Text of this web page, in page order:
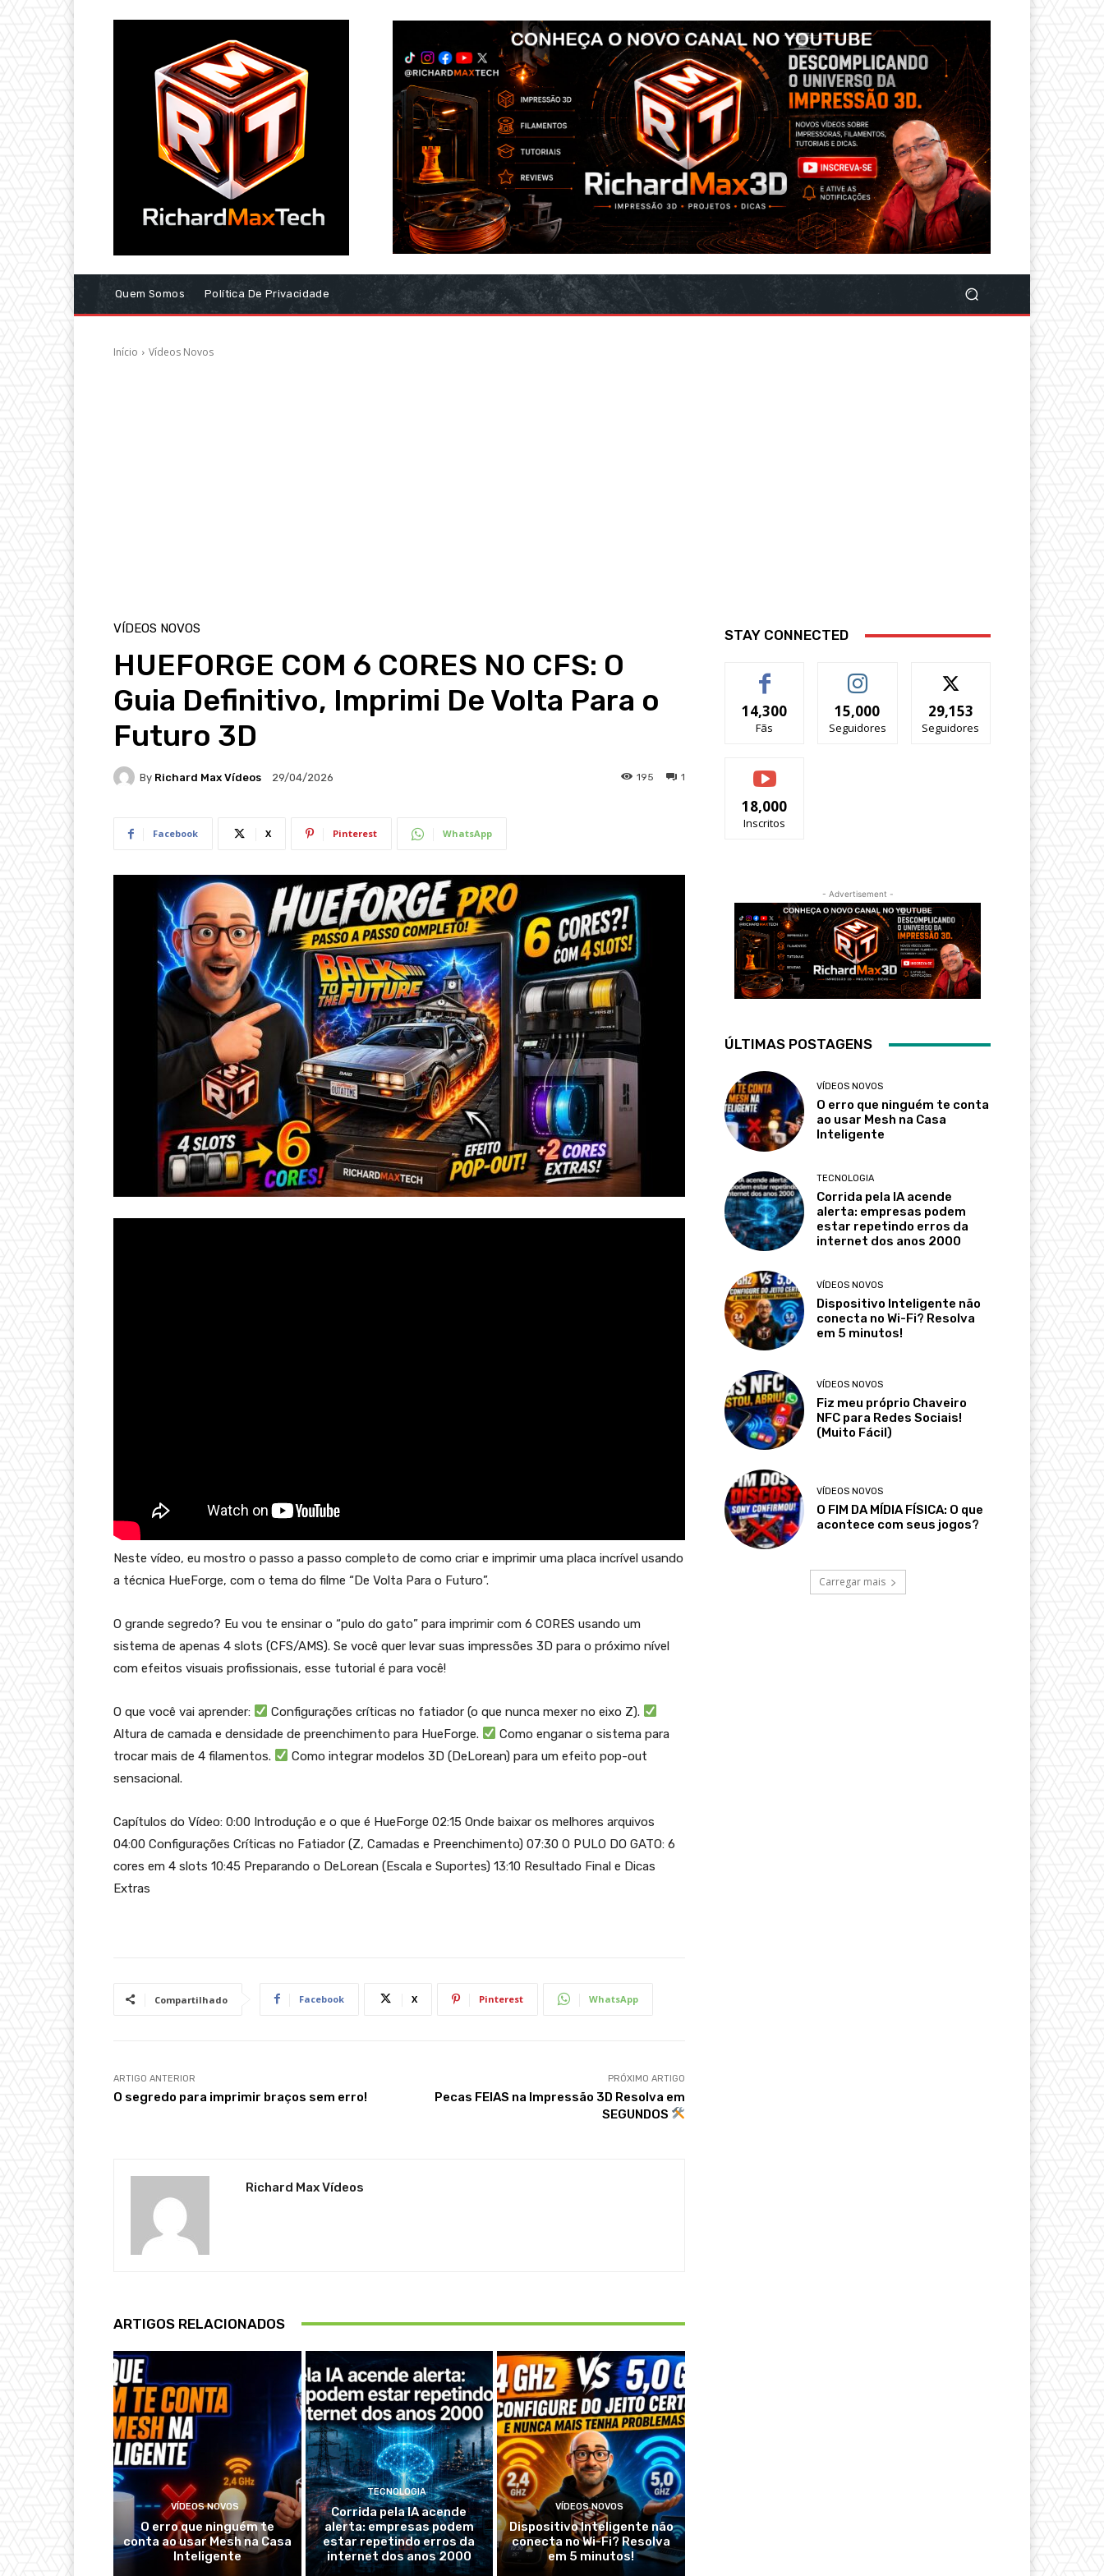
Quem Somos Política De Privacidade
Início Vídeos Novos
VÍDEOS NOVOS
HUEFORGE COM 6 CORES NO CFS: O
Guia Definitivo, Imprimi De Volta Para o
Futuro 3D
By Richard Max Vídeos 29/04/2026 1
195
Facebook X Pinterest WhatsApp
Neste vídeo, eu mostro o passo a passo completo de como criar e imprimir uma placa incrível usando
a técnica HueForge, com o tema do filme “De Volta Para o Futuro”.
O grande segredo? Eu vou te ensinar o “pulo do gato” para imprimir com 6 CORES usando um
sistema de apenas 4 slots (CFS/AMS). Se você quer levar suas impressões 3D para o próximo nível
com efeitos visuais profissionais, esse tutorial é para você!
O que você vai aprender:
Configurações críticas no fatiador (o que nunca mexer no eixo Z).
Altura de camada e densidade de preenchimento para HueForge.
Como enganar o sistema para
trocar mais de 4 filamentos.
Como integrar modelos 3D (DeLorean) para um efeito pop-out
sensacional.
Capítulos do Vídeo: 0:00 Introdução e o que é HueForge 02:15 Onde baixar os melhores arquivos
04:00 Configurações Críticas no Fatiador (Z, Camadas e Preenchimento) 07:30 O PULO DO GATO: 6
cores em 4 slots 10:45 Preparando o DeLorean (Escala e Suportes) 13:10 Resultado Final e Dicas
Extras
Compartilhado Facebook X Pinterest WhatsApp
ARTIGO ANTERIOR
O segredo para imprimir braços sem erro!
PRÓXIMO ARTIGO
Pecas FEIAS na Impressão 3D Resolva em
SEGUNDOS
Richard Max Vídeos
ARTIGOS RELACIONADOS
VÍDEOS NOVOS
O erro que ninguém te
conta ao usar Mesh na Casa
Inteligente
TECNOLOGIA
Corrida pela IA acende
alerta: empresas podem
estar repetindo erros da
internet dos anos 2000
VÍDEOS NOVOS
Dispositivo Inteligente não
conecta no Wi-Fi? Resolva
em 5 minutos!
STAY CONNECTED
14,300
Fãs
15,000
Seguidores
29,153
Seguidores
18,000
Inscritos
- Advertisement -
ÚLTIMAS POSTAGENS
VÍDEOS NOVOS
O erro que ninguém te conta
ao usar Mesh na Casa
Inteligente
TECNOLOGIA
Corrida pela IA acende
alerta: empresas podem
estar repetindo erros da
internet dos anos 2000
VÍDEOS NOVOS
Dispositivo Inteligente não
conecta no Wi-Fi? Resolva
em 5 minutos!
VÍDEOS NOVOS
Fiz meu próprio Chaveiro
NFC para Redes Sociais!
(Muito Fácil)
VÍDEOS NOVOS
O FIM DA MÍDIA FÍSICA: O que
acontece com seus jogos?
Carregar mais